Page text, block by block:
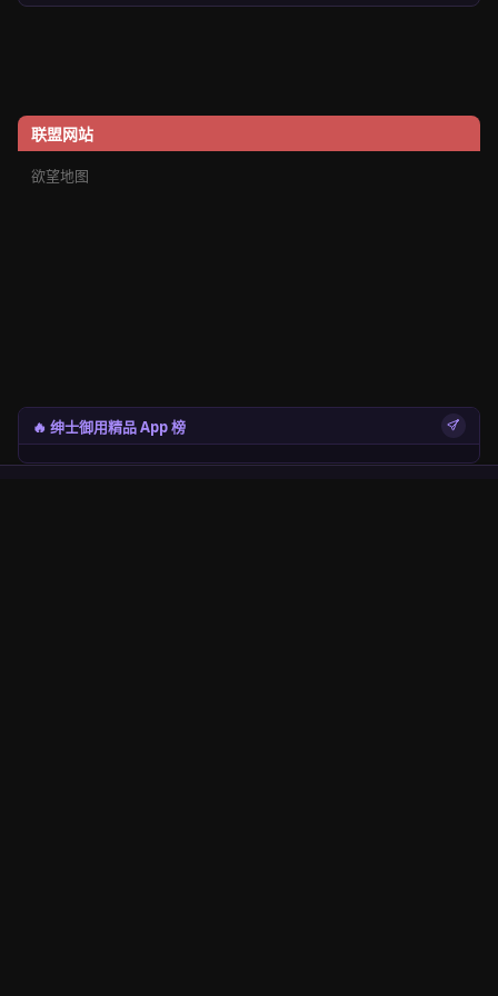
联盟网站
欲望地图
🔥 绅士御用精品 App 榜